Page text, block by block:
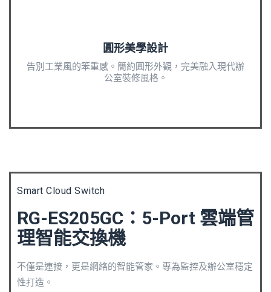
圓形美學設計
告別工業風的笨重感。簡約圓形外觀，完美融入現代辦
公室裝修風格。
Smart Cloud Switch
RG-ES205GC：5-Port 雲端管
理智能交換機
不僅是連接，更是網絡的智能管家。專為監控及辦公室穩定
性打造。